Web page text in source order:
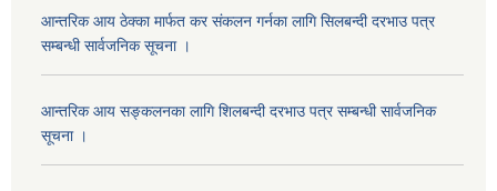
आन्तरिक आय ठेक्का मार्फत कर संकलन गर्नका लागि सिलबन्दी दरभाउ पत्र
सम्बन्धी सार्वजनिक सूचना ।
आन्तरिक आय सङ्कलनका लागि शिलबन्दी दरभाउ पत्र सम्बन्धी सार्वजनिक
सूचना ।